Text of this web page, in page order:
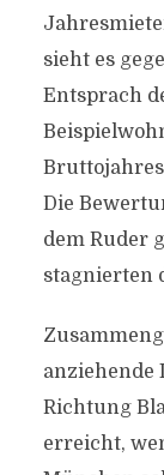
sieht es
Entsprach
Die
dem Ruder
stagnierten
Richtung
erreicht,